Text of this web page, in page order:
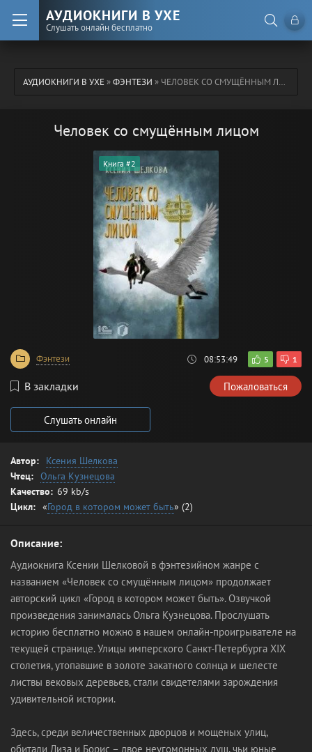
АУДИОКНИГИ В УХЕ
Слушать онлайн бесплатно
АУДИОКНИГИ В УХЕ»ФЭНТЕЗИ » ЧЕЛОВЕК СО СМУЩЁННЫМ ЛИЦОМ
Человек со смущённым лицом
Книга #2
Фэнтези 08:53:49 5 1
В закладки Пожаловаться
Слушать онлайн
Автор:
Ксения Шелкова
Чтец: Ольга Кузнецова
Качество: 69 kb/s
Цикл: «Город в котором может быть» (2)
Описание:
Аудиокнига Ксении Шелковой в фэнтезийном жанре с
названием «Человек со смущённым лицом» продолжает
авторский цикл «Город в котором может быть». Озвучкой
произведения занималась Ольга Кузнецова. Прослушать
историю бесплатно можно в нашем онлайн-проигрывателе на
текущей странице. Улицы имперского Санкт-Петербурга XIX
столетия, утопавшие в золоте закатного солнца и шелесте
листвы вековых деревьев, стали свидетелями зарождения
удивительной истории.
Здесь, среди величественных дворцов и мощеных улиц,
обитали Лиза и Борис – двое неугомонных душ, чьи юные